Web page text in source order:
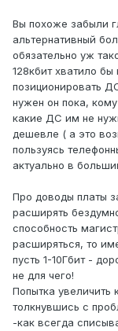
Вы похоже забыли
альтернативный
обязательно уж
128кбит хватило
позиционировать
нужен он пока,
какие ДС им не
дешевле ( а это
пользуясь
актуально в
Про доводы платы
расширять
способность
расширяться, то
пусть 1-10Гбит -
не для чего!
Попытка увеличить
толкнувшись с
-как всегда